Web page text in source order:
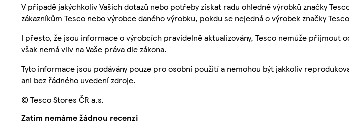
V případě jakýchkoliv Vašich dotazů nebo potřeby získat radu ohledně výrobků značky
zákazníkům Tesco nebo výrobce daného výrobku, pokdu se nejedná o výrobek značky
I přesto, že jsou informace o výrobcích pravidelně aktualizovány, Tesco nemůže přijmout
však nemá vliv na Vaše práva dle zákona.
Tyto informace jsou podávány pouze pro osobní použití a nemohou být jakkoliv
ani bez řádného uvedení zdroje.
© Tesco Stores ČR a.s.
Zatím nemáme žádnou recenzi